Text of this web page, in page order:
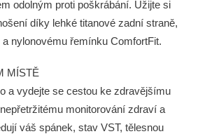
odolným proti poškrábání. Užijte si
díky lehké titanové zadní straně,
nylonovému řemínku ComfortFit.
MÍSTĚ
a vydejte se cestou ke zdravějšímu
monitorování zdraví a
váš spánek, stav VST, tělesnou